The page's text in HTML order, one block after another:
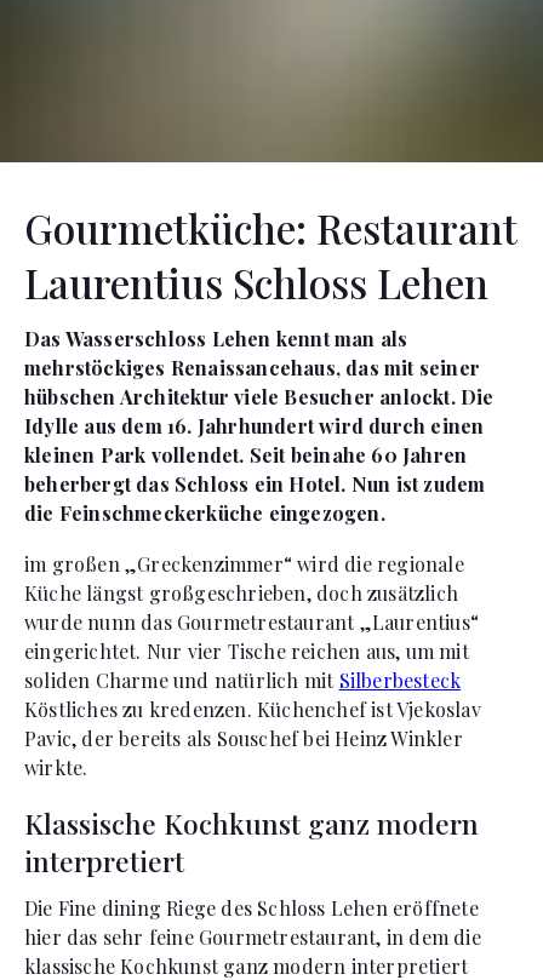
Gourmetküche: Restaurant
Laurentius Schloss Lehen
Das Wasserschloss Lehen kennt man als
mehrstöckiges Renaissancehaus, das mit seiner
hübschen Architektur viele Besucher anlockt. Die
Idylle aus dem 16. Jahrhundert wird durch einen
kleinen Park vollendet. Seit beinahe 60 Jahren
beherbergt das Schloss ein Hotel. Nun ist zudem
die Feinschmeckerküche eingezogen.
im großen „Greckenzimmer“ wird die regionale
Küche längst großgeschrieben, doch zusätzlich
wurde nunn das Gourmetrestaurant „Laurentius“
eingerichtet. Nur vier Tische reichen aus, um mit
soliden Charme und natürlich mit Silberbesteck
Köstliches zu kredenzen. Küchenchef ist Vjekoslav
Pavic, der bereits als Souschef bei Heinz Winkler
wirkte.
Klassische Kochkunst ganz modern
interpretiert
Die Fine dining Riege des Schloss Lehen eröffnete
hier das sehr feine Gourmetrestaurant, in dem die
klassische Kochkunst ganz modern interpretiert